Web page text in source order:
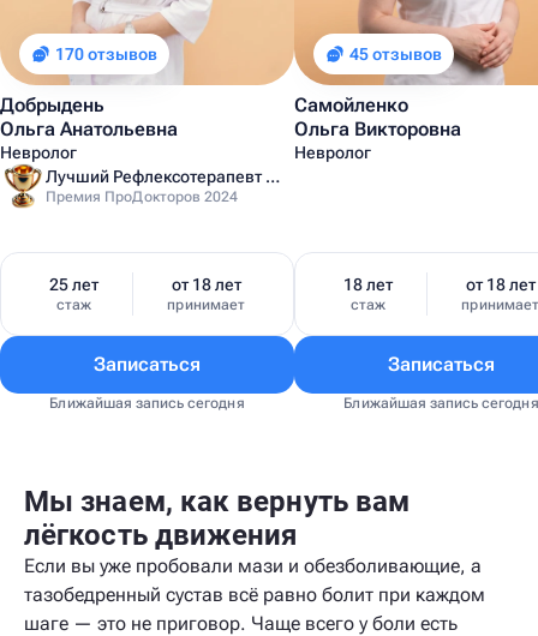
170 отзывов
Добрыдень
Ольга Анатольевна
Невролог
Лучший Рефлексотерапевт Санкт-Петербурга
Премия ПроДокторов 2024
25 лет
стаж
от 18 лет
принимает
Записаться
Ближайшая запись сегодня
45 отзывов
Самойленко
Ольга Викторовна
Невролог
18 лет
стаж
от 18 лет
принимает
Записаться
Ближайшая запись сегодня
Мы знаем, как вернуть вам
лёгкость движения
Если вы уже пробовали мази и обезболивающие, а
тазобедренный сустав всё равно болит при каждом
шаге — это не приговор. Чаще всего у боли есть